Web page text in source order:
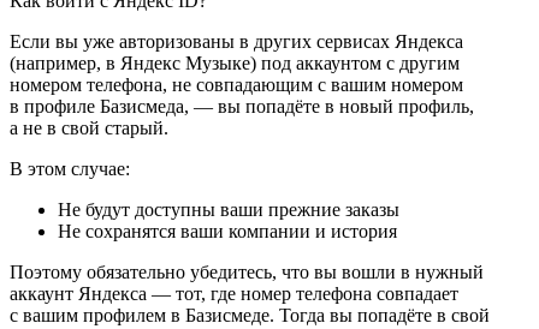
Если вы уже авторизованы в других сервисах Яндекса
(например, в Яндекс Музыке) под аккаунтом с другим
номером телефона, не совпадающим с вашим номером
в профиле Базисмеда, — вы попадёте в новый профиль,
а не в свой старый.
В этом случае:
Не будут доступны ваши прежние заказы
Не сохранятся ваши компании и история
Поэтому обязательно убедитесь, что вы вошли в нужный
аккаунт Яндекса — тот, где номер телефона совпадает
с вашим профилем в Базисмеде. Тогда вы попадёте в свой